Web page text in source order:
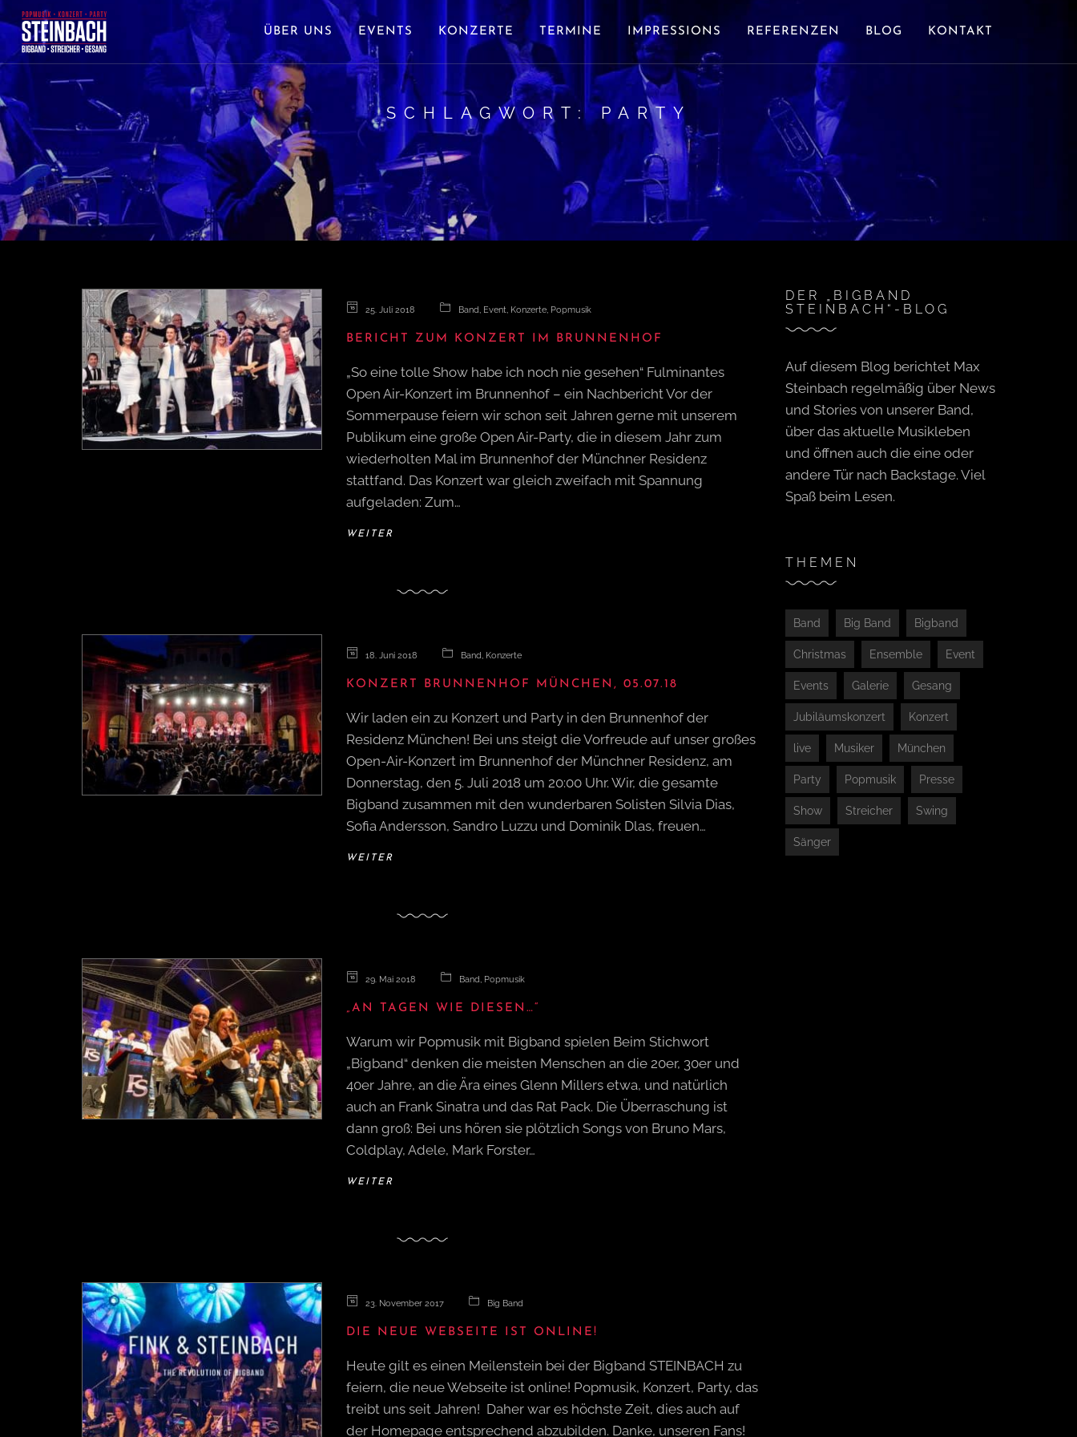
ÜBER UNS EVENTS KONZERTE TERMINE IMPRESSIONS REFERENZEN BLOG KONTAKT
SCHLAGWORT:PARTY
25. Juli 2018 Band, Event, Konzerte, Popmusik
BERICHT ZUM KONZERT IM BRUNNENHOF
„So eine tolle Show habe ich noch nie gesehen“ Fulminantes
Open Air-Konzert im Brunnenhof – ein Nachbericht Vor der
Sommerpause feiern wir schon seit Jahren gerne mit unserem
Publikum eine große Open Air-Party, die in diesem Jahr zum
wiederholten Mal im Brunnenhof der Münchner Residenz
stattfand. Das Konzert war gleich zweifach mit Spannung
aufgeladen: Zum…
WEITER
18. Juni 2018 Band, Konzerte
KONZERT BRUNNENHOF MÜNCHEN, 05.07.18
Wir laden ein zu Konzert und Party in den Brunnenhof der
Residenz München! Bei uns steigt die Vorfreude auf unser großes
Open-Air-Konzert im Brunnenhof der Münchner Residenz, am
Donnerstag, den 5. Juli 2018 um 20:00 Uhr. Wir, die gesamte
Bigband zusammen mit den wunderbaren Solisten Silvia Dias,
Sofia Andersson, Sandro Luzzu und Dominik Dlas, freuen…
WEITER
29. Mai 2018 Band, Popmusik
„AN TAGEN WIE DIESEN…“
Warum wir Popmusik mit Bigband spielen Beim Stichwort
„Bigband“ denken die meisten Menschen an die 20er, 30er und
40er Jahre, an die Ära eines Glenn Millers etwa, und natürlich
auch an Frank Sinatra und das Rat Pack. Die Überraschung ist
dann groß: Bei uns hören sie plötzlich Songs von Bruno Mars,
Coldplay, Adele, Mark Forster…
WEITER
23. November 2017 Big Band
DIE NEUE WEBSEITE IST ONLINE!
Heute gilt es einen Meilenstein bei der Bigband STEINBACH zu
feiern, die neue Webseite ist online! Popmusik, Konzert, Party, das
treibt uns seit Jahren! Daher war es höchste Zeit, dies auch auf
der Homepage entsprechend abzubilden. Danke, unseren Fans!
DER „BIGBAND
STEINBACH“-BLOG
Auf diesem Blog berichtet Max
Steinbach regelmäßig über News
und Stories von unserer Band,
über das aktuelle Musikleben
und öffnen auch die eine oder
andere Tür nach Backstage. Viel
Spaß beim Lesen.
THEMEN
Band Big Band Bigband
Christmas Ensemble Event
Events Galerie Gesang
Jubiläumskonzert Konzert
live Musiker München
Party Popmusik Presse
Show Streicher Swing
Sänger